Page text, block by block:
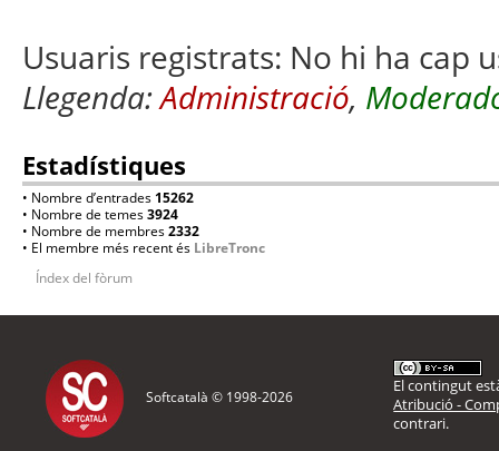
Usuaris registrats: No hi ha cap
Llegenda:Administració,
Estadístiques
• Nombre d’entrades 15262
• Nombre de temes3924
• Nombre de membres2332
• El membre més recent és LibreTronc
Índex del fòrum
Softcatalà © 1998-2026
El contingut
Atribució -
contrari.